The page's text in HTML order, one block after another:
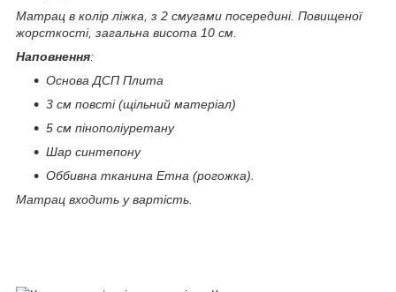
Матрац в колір ліжка, з 2 смугами посередині. Повищеної
жорсткості, загальна висота 10 см.
Наповнення:
Основа ДСП Плита
3 см повсті (щільний матеріал)
5 см пінополіуретану
Шар синтепону
Оббивна тканина Етна (рогожка).
Матрац входить у вартість.